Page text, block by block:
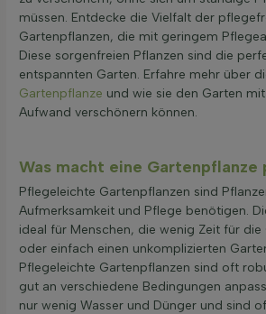
müssen. Entdecke die Vielfalt der
Gartenpflanzen, die mit geringem
Diese sorgenfreien Pflanzen sind die
entspannten Garten. Erfahre mehr über
Gartenpflanze und wie sie den Garten
Aufwand verschönern können.
Was macht eine
Pflegeleichte Gartenpflanzen sind
Aufmerksamkeit und Pflege benötigen.
ideal für Menschen, die wenig Zeit für
oder einfach einen unkomplizierten
Pflegeleichte Gartenpflanzen sind oft
gut an verschiedene Bedingungen
nur wenig Wasser und Dünger und sind